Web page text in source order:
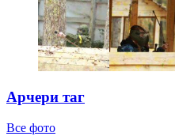
Арчери таг
Все фото